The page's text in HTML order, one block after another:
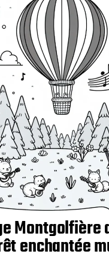
Montgolfière
enchantée